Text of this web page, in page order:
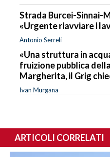
Strada Burcei-Sinnai-
«Urgente riavviare i
Antonio Serreli
«Una struttura in
fruizione pubblica
Margherita, il Grig
Ivan Murgana
ARTICOLI CORRELATI